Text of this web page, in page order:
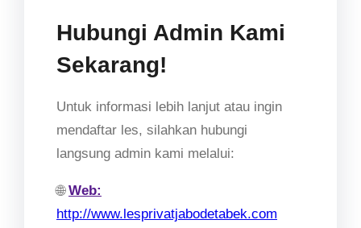
Hubungi Admin Kami
Sekarang!
Untuk informasi lebih lanjut atau ingin
mendaftar les, silahkan hubungi
langsung admin kami melalui:
🌐Web:
http://www.lesprivatjabodetabek.com